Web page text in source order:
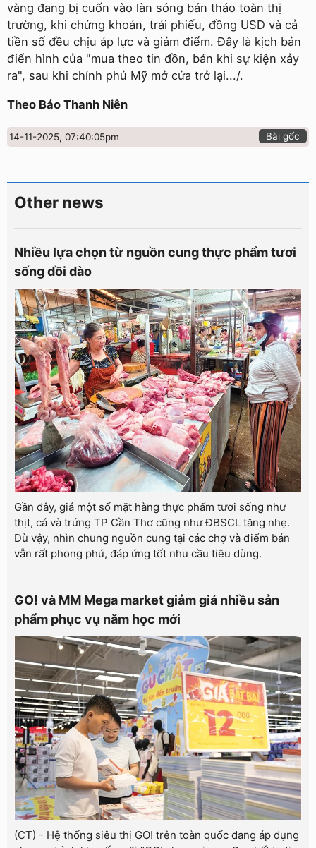
vàng đang bị cuốn vào làn sóng bán tháo toàn thị
trường, khi chứng khoán, trái phiếu, đồng USD và cả
tiền số đều chịu áp lực và giảm điểm. Đây là kịch bản
điển hình của "mua theo tin đồn, bán khi sự kiện xảy
ra", sau khi chính phủ Mỹ mở cửa trở lại.../.
Theo Báo Thanh Niên
14-11-2025, 07:40:05pm Bài gốc
Other news
Nhiều lựa chọn từ nguồn cung thực phẩm tươi
sống dồi dào
Gần đây, giá một số mặt hàng thực phẩm tươi sống như
thịt, cá và trứng TP Cần Thơ cũng như ĐBSCL tăng nhẹ.
Dù vậy, nhìn chung nguồn cung tại các chợ và điểm bán
vẫn rất phong phú, đáp ứng tốt nhu cầu tiêu dùng.
GO! và MM Mega market giảm giá nhiều sản
phẩm phục vụ năm học mới
(CT) - Hệ thống siêu thị GO! trên toàn quốc đang áp dụng